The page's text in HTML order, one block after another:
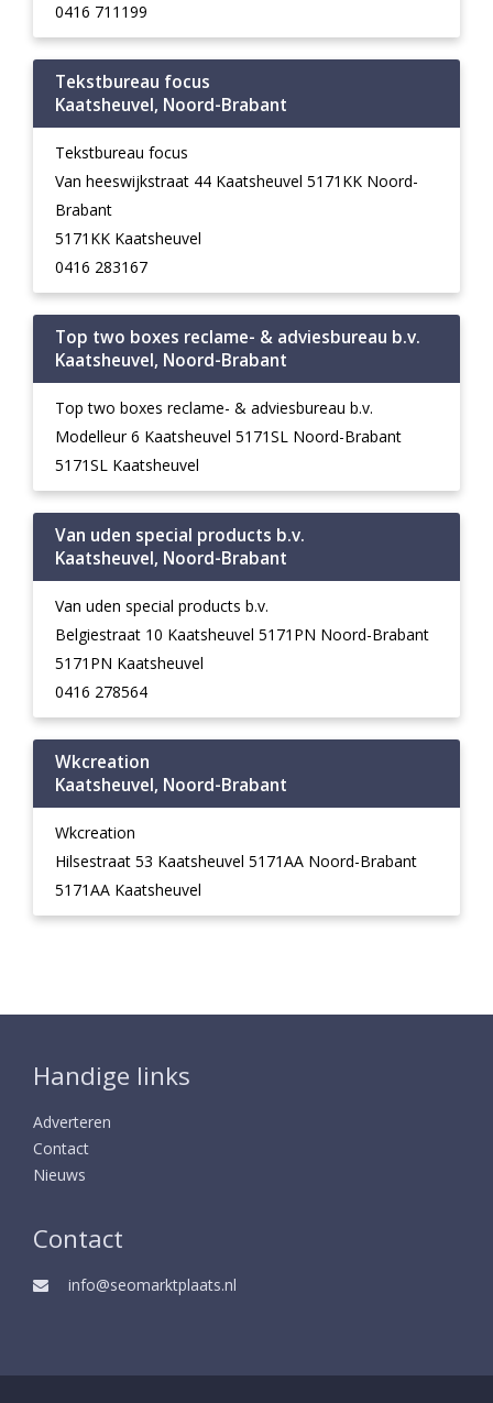
0416 711199
Tekstbureau focus
Kaatsheuvel, Noord-Brabant
Tekstbureau focus
Van heeswijkstraat 44 Kaatsheuvel 5171KK Noord-
Brabant
5171KK Kaatsheuvel
0416 283167
Top two boxes reclame- & adviesbureau b.v.
Kaatsheuvel, Noord-Brabant
Top two boxes reclame- & adviesbureau b.v.
Modelleur 6 Kaatsheuvel 5171SL Noord-Brabant
5171SL Kaatsheuvel
Van uden special products b.v.
Kaatsheuvel, Noord-Brabant
Van uden special products b.v.
Belgiestraat 10 Kaatsheuvel 5171PN Noord-Brabant
5171PN Kaatsheuvel
0416 278564
Wkcreation
Kaatsheuvel, Noord-Brabant
Wkcreation
Hilsestraat 53 Kaatsheuvel 5171AA Noord-Brabant
5171AA Kaatsheuvel
Handige links
Adverteren
Contact
Nieuws
Contact
info@seomarktplaats.nl